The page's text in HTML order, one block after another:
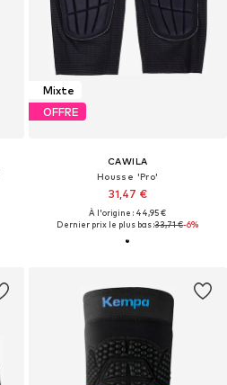
Mixte
OFFRE
CAWILA
Housse 'Pro'
31,47 €
À l'origine : 44,95 €
Dernier prix le plus bas :33,71 €-6%